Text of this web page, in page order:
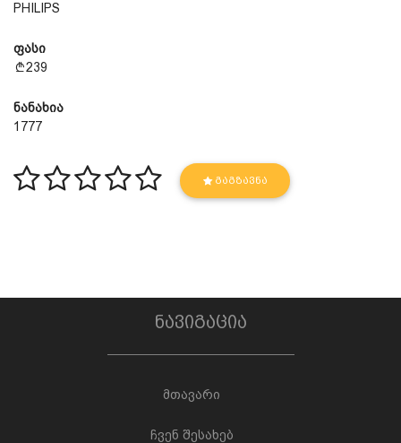
PHILIPS
ფასი
239
ნანახია
1777
ᲒᲐᲒᲖᲐᲕᲜᲐ
ნავიგაცია
მთავარი
ჩვენ შესახებ